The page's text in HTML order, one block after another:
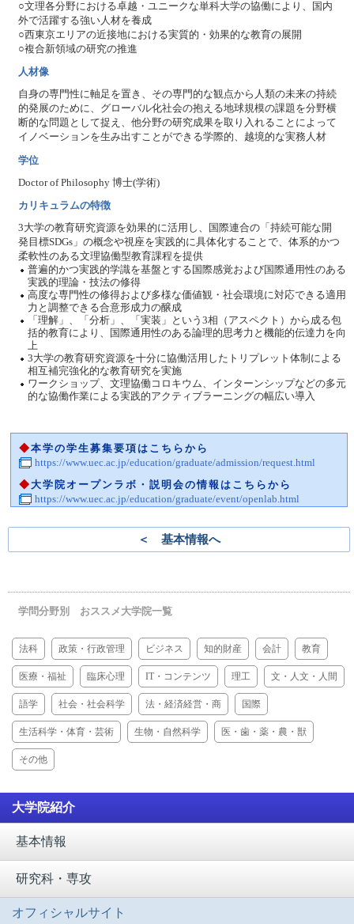
○文理各分野における卓越・ユニークな単科大学の協働により、国内
外で活躍する強い人材を養成
○西東京エリアの近接地における実質的・効果的な教育の展開
○複合新領域の研究の推進
人材像
自身の専門性に軸足を置き、その専門的な観点から人類の未来の持続
的発展のために、グローバル化社会の抱える地球規模の課題を分野横
断的な問題として捉え、他分野の研究成果を取り入れることによって
イノベーションを生み出すことができる学際的、越境的な実務人材
学位
Doctor of Philosophy 博士(学術)
カリキュラムの特徴
3大学の教育研究資源を効果的に活用し、国際連合の「持続可能な開
発目標SDGs」の概念や視座を実践的に具体化することで、体系的かつ
柔軟性のある文理協働型教育課程を提供
普遍的かつ実践的学識を基盤とする国際感覚および国際通用性のある
実践的理論・技法の修得
高度な専門性の修得および多様な価値観・社会環境に対応できる適用
力と調整できる合意形成力の醸成
「理解」、「分析」、「実装」という3相（アスペクト）から成る包
括的教育により、国際通用性のある論理的思考力と機能的伝達力を向
上
3大学の教育研究資源を十分に協働活用したトリプレット体制による
相互補完強化的な教育研究を実施
ワークショップ、文理協働コロキウム、インターンシップなどの多元
的な協働作業による実践的アクティブラーニングの幅広い導入
◆本学の学生募集要項はこちらから
https://www.uec.ac.jp/education/graduate/admission/request.html
◆大学院オープンラボ・説明会の情報はこちらから
https://www.uec.ac.jp/education/graduate/event/openlab.html
＜ 基本情報へ
学問分野別 おススメ大学院一覧
法科 政策・行政管理 ビジネス 知的財産 会計 教育
医療・福祉 臨床心理 IT・コンテンツ 理工 文・人文・人間
語学 社会・社会科学 法・経済経営・商 国際
生活科学・体育・芸術 生物・自然科学 医・歯・薬・農・獣
その他
大学院紹介
基本情報
研究科・専攻
オフィシャルサイト